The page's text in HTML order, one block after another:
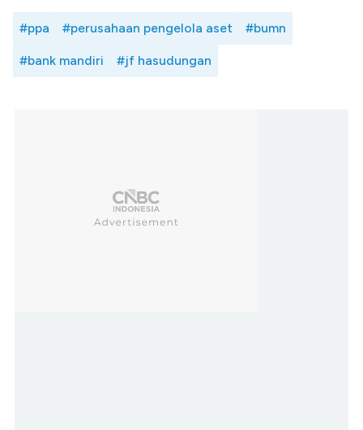
#ppa #perusahaan pengelola aset #bumn
#bank mandiri #jf hasudungan